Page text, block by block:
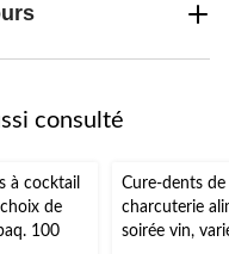
consulté
à cocktail
de
100
Cure-dents de
charcuterie
soirée vin,